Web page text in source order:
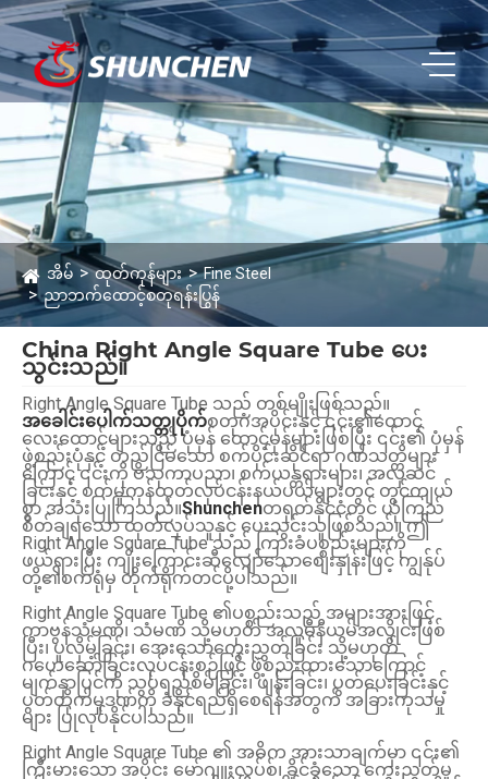
အိမ် ထုတ်ကုန်များ
Fine Steel
ညာဘက်ထောင့်စတုရန်းပြွန်
China Right Angle Square Tube ပေး
သွင်းသည်။
Right Angle Square Tube သည် တစ်မျိုးဖြစ်သည်။
အခေါင်းပေါက်သတ္တုပိုက်စတုဂံအပိုင်းနှင့် ၎င်း၏ထောင့်
လေးထောင့်များသည် ပုံမှန် ထောင့်မှန်များဖြစ်ပြီး ၎င်း၏ ပုံမှန်
ဖွဲ့စည်းပုံနှင့် တည်ငြိမ်သော စက်ပိုင်းဆိုင်ရာ ဂုဏ်သတ္တိများ
ကြောင့် ၎င်းကို ဗိသုကာပညာ၊ စက်ယန္တရားများ၊ အလှဆင်
ခြင်းနှင့် စက်မှုကုန်ထုတ်လုပ်ငန်းနယ်ပယ်များတွင် တွင်ကျယ်
စွာ အသုံးပြုကြသည်။Shunchenတရုတ်နိုင်ငံတွင် ယုံကြည်
စိတ်ချရသော ထုတ်လုပ်သူနှင့် ပေးသွင်းသူဖြစ်သည်။ ဤ
Right Angle Square Tube သည် ကြားခံပစ္စည်းများကို
ဖယ်ရှားပြီး ကျိုးကြောင်းဆီလျော်သောစျေးနှုန်းဖြင့် ကျွန်ုပ်
တို့၏စက်ရုံမှ တိုက်ရိုက်တင်ပို့ပါသည်။
Right Angle Square Tube ၏ပစ္စည်းသည် အများအားဖြင့်
ကာဗွန်သံမဏိ၊ သံမဏိ သို့မဟုတ် အလူမီနီယမ်အလွိုင်းဖြစ်
ပြီး၊ ပူလှိမ့်ခြင်း၊ အေးသောကွေးညွှတ်ခြင်း သို့မဟုတ်
ဂဟေဆော်ခြင်းလုပ်ငန်းစဉ်ဖြင့် ဖွဲ့စည်းထားသောကြောင့်
မျက်နှာပြင်ကို သွပ်ရည်စိမ်ခြင်း၊ ဖျန်းခြင်း၊ ပွတ်ပေးခြင်းနှင့်
ပွတ်တိုက်မှုဒဏ်ကို ခံနိုင်ရည်ရှိစေရန်အတွက် အခြားကုသမှု
များ ပြုလုပ်နိုင်ပါသည်။
Right Angle Square Tube ၏ အဓိက အားသာချက်မှာ ၎င်း၏
ကြီးမားသော အပိုင်း မော်ဂျူးလပ်စ်၊ ခိုင်ခံ့သော ကွေးညွှတ်မှု